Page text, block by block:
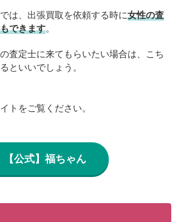
は、出張買取を依頼する時に女性の査
できます。
査定士に来てもらいたい場合は、こち
といいでしょう。
トをご覧ください。
【公式】福ちゃん